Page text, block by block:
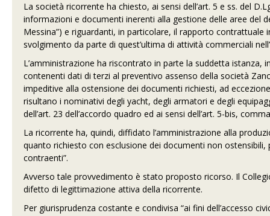
La società ricorrente ha chiesto, ai sensi dell’art. 5 e ss. del
informazioni e documenti inerenti alla gestione delle aree del
Messina”) e riguardanti, in particolare, il rapporto contrattuale
svolgimento da parte di quest’ultima di attività commerciali
L’amministrazione ha riscontrato in parte la suddetta istanza,
contenenti dati di terzi al preventivo assenso della società
impeditive alla ostensione dei documenti richiesti, ad
risultano i nominativi degli yacht, degli armatori e degli
dell’art. 23 dell’accordo quadro ed ai sensi dell’art. 5-bis,
La ricorrente ha, quindi, diffidato l’amministrazione alla
quanto richiesto con esclusione dei documenti non ostensibili,
contraenti”.
Avverso tale provvedimento è stato proposto ricorso. Il
difetto di legittimazione attiva della ricorrente.
Per giurisprudenza costante e condivisa “ai fini dell’accesso